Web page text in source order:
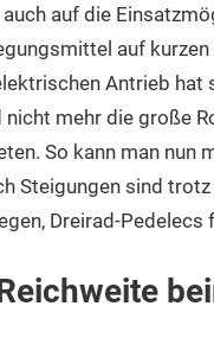
auf die
auf
Antrieb
nicht mehr die große
So kann man nun
Steigungen sind
Dreirad-Pedelecs